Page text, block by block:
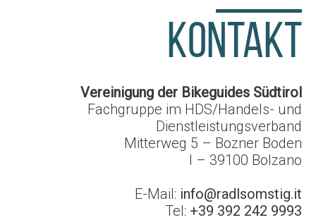
KONTAKT
Vereinigung der Bikeguides Südtirol
Fachgruppe im HDS/Handels- und
Dienstleistungsverband
Mitterweg 5 – Bozner Boden
I – 39100 Bolzano
E-Mail: info@radlsomstig.it
Tel: +39 392 242 9993